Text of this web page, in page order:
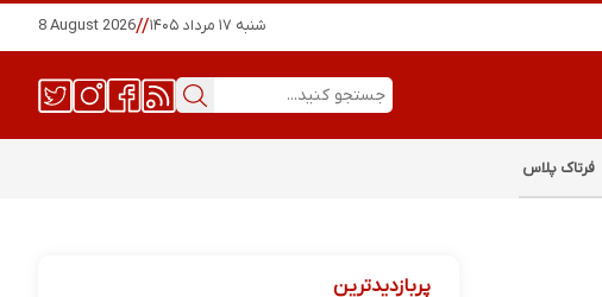
شنبه ۱۷ مرداد ۱۴۰۵ //
8 August 2026
فرتاک پلاس
پربازدیدترین